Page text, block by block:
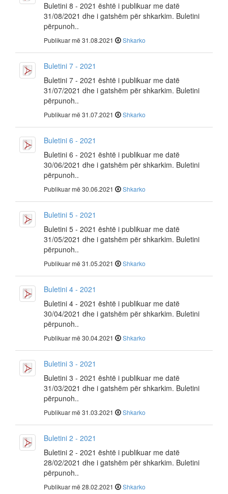
Buletini 8 - 2021 është i publikuar me datë
31/08/2021 dhe i gatshëm për shkarkim. Buletini
përpunoh..
Publikuar më 31.08.2021 Shkarko
Buletini 7 - 2021
Buletini 7 - 2021 është i publikuar me datë
31/07/2021 dhe i gatshëm për shkarkim. Buletini
përpunoh..
Publikuar më 31.07.2021 Shkarko
Buletini 6 - 2021
Buletini 6 - 2021 është i publikuar me datë
30/06/2021 dhe i gatshëm për shkarkim. Buletini
përpunoh..
Publikuar më 30.06.2021 Shkarko
Buletini 5 - 2021
Buletini 5 - 2021 është i publikuar me datë
31/05/2021 dhe i gatshëm për shkarkim. Buletini
përpunoh..
Publikuar më 31.05.2021 Shkarko
Buletini 4 - 2021
Buletini 4 - 2021 është i publikuar me datë
30/04/2021 dhe i gatshëm për shkarkim. Buletini
përpunoh..
Publikuar më 30.04.2021 Shkarko
Buletini 3 - 2021
Buletini 3 - 2021 është i publikuar me datë
31/03/2021 dhe i gatshëm për shkarkim. Buletini
përpunoh..
Publikuar më 31.03.2021 Shkarko
Buletini 2 - 2021
Buletini 2 - 2021 është i publikuar me datë
28/02/2021 dhe i gatshëm për shkarkim. Buletini
përpunoh..
Publikuar më 28.02.2021 Shkarko